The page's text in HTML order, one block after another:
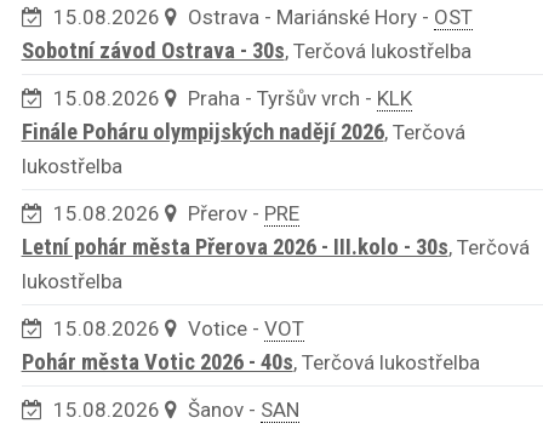
15.08.2026
Ostrava - Mariánské Hory - OST
Sobotní závod Ostrava - 30s, Terčová lukostřelba
15.08.2026
Praha - Tyršův vrch - KLK
Finále Poháru olympijských nadějí 2026, Terčová
lukostřelba
15.08.2026
Přerov - PRE
Letní pohár města Přerova 2026 - III.kolo - 30s, Terčová
lukostřelba
15.08.2026
Votice - VOT
Pohár města Votic 2026 - 40s, Terčová lukostřelba
15.08.2026
Šanov - SAN